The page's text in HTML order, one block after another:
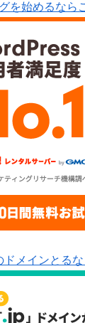
を始めるなら
ドメインとる